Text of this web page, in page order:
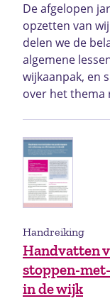
De afgelopen
opzetten van
delen we de
algemene
wijkaanpak, en
over het thema
Handvatten
stoppen-
in de wijk
Handreiking